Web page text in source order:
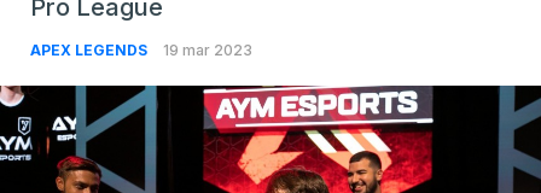
Pro League
APEX LEGENDS 19 mar 2023